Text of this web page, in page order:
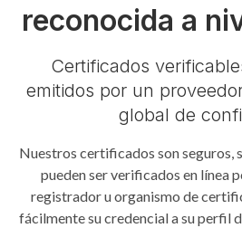
reconocida a
Certificados
emitidos por un
global de
Nuestros certificados son seguros,
pueden ser verificados en línea
registrador u organismo de
fácilmente su credencial a su perfil